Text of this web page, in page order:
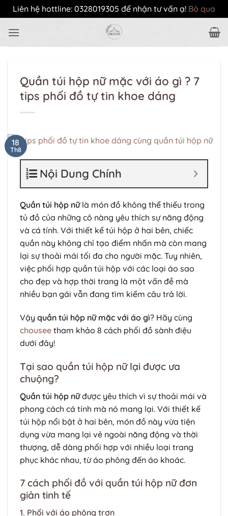
Liên hệ hottline: 0328019305 để nhận tư vấn ạ! Bỏ qua
qua
nội
Quần túi hộp nữ mặc với áo gì ? 7
tips phối đồ tự tin khoe dáng
18
Th8
Nội Dung Chính
Quần túi hộp nữlà món đồ không thể thiếu trong
tủ đồ của những cô nàng yêu thích sự năng động
và cá tính. Với thiết kế túi hộp ở hai bên, chiếc
quần này không chỉ tạo điểm nhấn mà còn mang
lại sự thoải mái tối đa cho người mặc. Tuy nhiên,
việc phối hợp quần túi hộp với các loại áo sao
cho đẹp và hợp thời trang là một vấn đề mà
nhiều bạn gái vẫn đang tìm kiếm câu trả lời.
Vậy quần túi hộp nữ mặc với áo gì? Hãy cùng
chousee tham khảo 8 cách phối đồ sành điệu
dưới đây!
Tại sao quần túi hộp nữ lại được ưa
chuộng?
Quần túi hộp nữđược yêu thích vì sự thoải mái và
phong cách cá tính mà nó mang lại. Với thiết kế
túi hộp nổi bật ở hai bên, món đồ này vừa tiện
dụng vừa mang lại vẻ ngoài năng động và thời
thượng, dễ dàng phối hợp với nhiều loại trang
phục khác nhau, từ áo phông đến áo khoác.
7 cách phối đồ với quần túi hộp nữ đơn
giản tinh tế
1. Phối với áo phông trơn